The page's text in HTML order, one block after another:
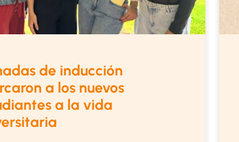
de inducción
a los nuevos
a la vida